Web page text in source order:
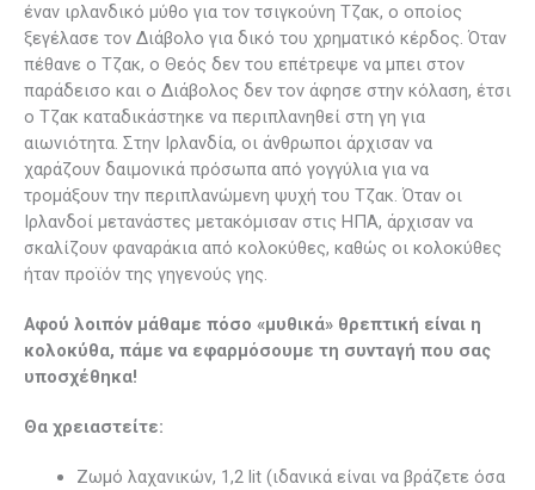
έναν ιρλανδικό μύθο για τον τσιγκούνη Τζακ, ο οποίος
ξεγέλασε τον Διάβολο για δικό του χρηματικό κέρδος. Όταν
πέθανε ο Τζακ, ο Θεός δεν του επέτρεψε να μπει στον
παράδεισο και ο Διάβολος δεν τον άφησε στην κόλαση, έτσι
ο Τζακ καταδικάστηκε να περιπλανηθεί στη γη για
αιωνιότητα. Στην Ιρλανδία, οι άνθρωποι άρχισαν να
χαράζουν δαιμονικά πρόσωπα από γογγύλια για να
τρομάξουν την περιπλανώμενη ψυχή του Τζακ. Όταν οι
Ιρλανδοί μετανάστες μετακόμισαν στις ΗΠΑ, άρχισαν να
σκαλίζουν φαναράκια από κολοκύθες, καθώς οι κολοκύθες
ήταν προϊόν της γηγενούς γης.
Αφού λοιπόν μάθαμε πόσο «μυθικά» θρεπτική είναι η
κολοκύθα, πάμε να εφαρμόσουμε τη συνταγή που σας
υποσχέθηκα!
Θα χρειαστείτε:
Ζωμό λαχανικών, 1,2 lit (ιδανικά είναι να βράζετε όσα